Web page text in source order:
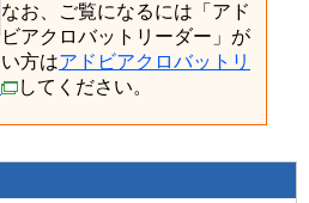
なお、ご覧になるには「アド
ビアクロバットリーダー」が
方はアドビアクロバットリ
してください。